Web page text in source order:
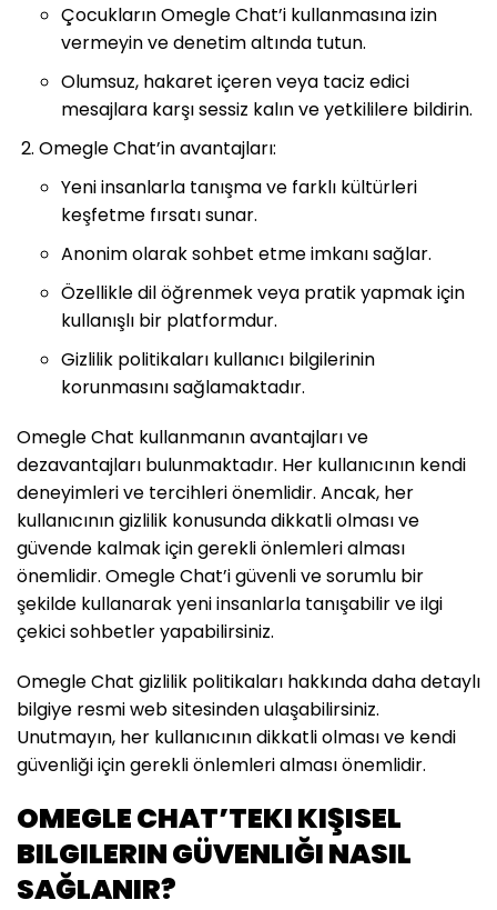
Çocukların Omegle Chat’i kullanmasına izin
vermeyin ve denetim altında tutun.
Olumsuz, hakaret içeren veya taciz edici
mesajlara karşı sessiz kalın ve yetkililere bildirin.
Omegle Chat’in avantajları:
Yeni insanlarla tanışma ve farklı kültürleri
keşfetme fırsatı sunar.
Anonim olarak sohbet etme imkanı sağlar.
Özellikle dil öğrenmek veya pratik yapmak için
kullanışlı bir platformdur.
Gizlilik politikaları kullanıcı bilgilerinin
korunmasını sağlamaktadır.
Omegle Chat kullanmanın avantajları ve
dezavantajları bulunmaktadır. Her kullanıcının kendi
deneyimleri ve tercihleri önemlidir. Ancak, her
kullanıcının gizlilik konusunda dikkatli olması ve
güvende kalmak için gerekli önlemleri alması
önemlidir. Omegle Chat’i güvenli ve sorumlu bir
şekilde kullanarak yeni insanlarla tanışabilir ve ilgi
çekici sohbetler yapabilirsiniz.
Omegle Chat gizlilik politikaları hakkında daha detaylı
bilgiye resmi web sitesinden ulaşabilirsiniz.
Unutmayın, her kullanıcının dikkatli olması ve kendi
güvenliği için gerekli önlemleri alması önemlidir.
OMEGLE CHAT’TEKI KIŞISEL
BILGILERIN GÜVENLIĞI NASIL
SAĞLANIR?